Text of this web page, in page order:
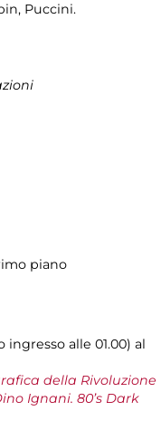
Puccini.
piano
alle 01.00) al
della Rivoluzione
Ignani. 80’s Dark